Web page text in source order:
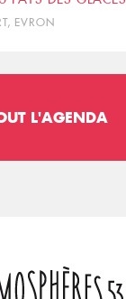
EVRON
L'AGENDA